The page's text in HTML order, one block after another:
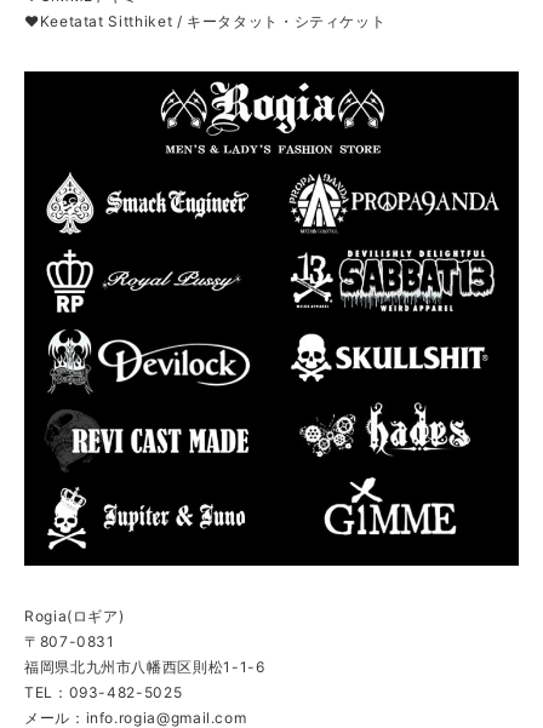
❤Keetatat Sitthiket / キータタット・シティケット
Rogia(ロギア)
〒807-0831
福岡県北九州市八幡西区則松1-1-6
TEL：093-482-5025
メール： info.rogia@gmail.com